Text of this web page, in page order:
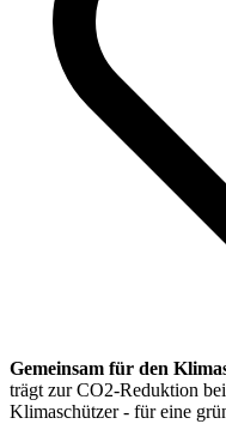
Gemeinsam für den
trägt zur CO2-Reduktion
Klimaschützer - für eine